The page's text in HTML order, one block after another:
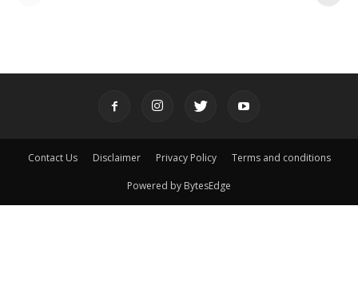
Contact Us Disclaimer Privacy Policy Terms and conditions
Powered by BytesEdge